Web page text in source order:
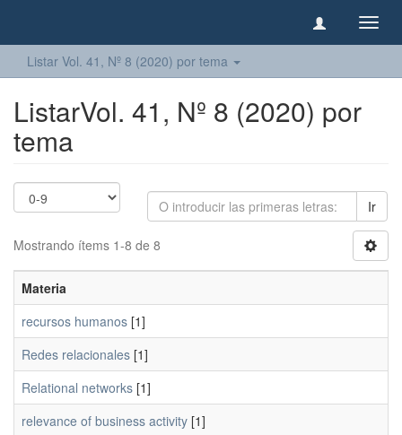
Listar Vol. 41, Nº 8 (2020) por tema
ListarVol. 41, Nº 8 (2020) por
tema
Ir
Mostrando ítems 1-8 de 8
Materia
recursos humanos [1]
Redes relacionales [1]
Relational networks [1]
relevance of business activity [1]